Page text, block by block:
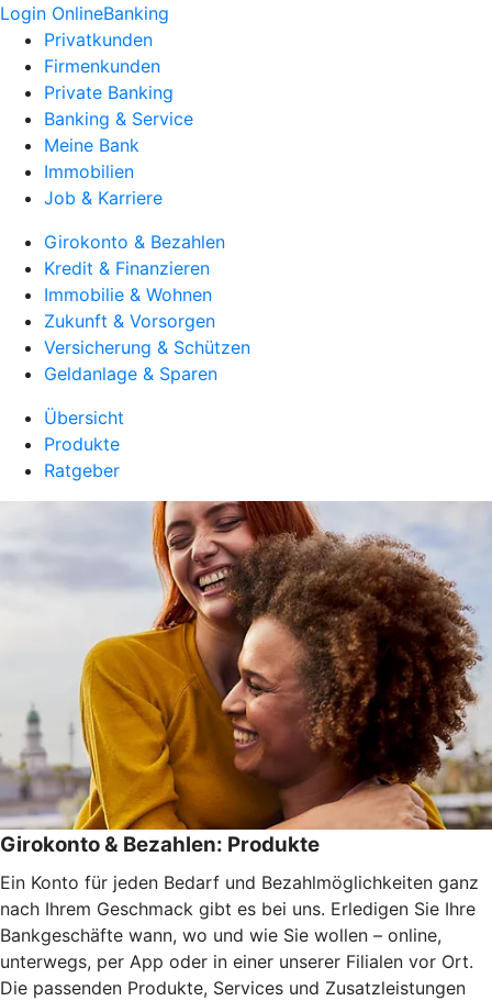
Login OnlineBanking
Privatkunden
Firmenkunden
Private Banking
Banking & Service
Meine Bank
Immobilien
Job & Karriere
Girokonto & Bezahlen
Kredit & Finanzieren
Immobilie & Wohnen
Zukunft & Vorsorgen
Versicherung & Schützen
Geldanlage & Sparen
Übersicht
Produkte
Ratgeber
Girokonto & Bezahlen: Produkte
Ein Konto für jeden Bedarf und Bezahlmöglichkeiten ganz
nach Ihrem Geschmack gibt es bei uns. Erledigen Sie Ihre
Bankgeschäfte wann, wo und wie Sie wollen – online,
unterwegs, per App oder in einer unserer Filialen vor Ort.
Die passenden Produkte, Services und Zusatzleistungen